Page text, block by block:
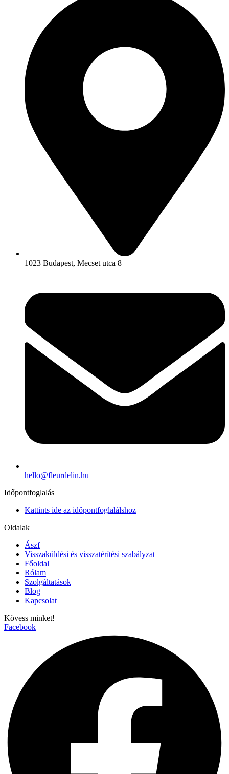
1023 Budapest, Mecset utca 8
hello@fleurdelin.hu
Időpontfoglalás
Kattints ide az időpontfoglalálshoz
Oldalak
Ászf
Visszaküldési és visszatérítési szabályzat
Főoldal
Rólam
Szolgáltatások
Blog
Kapcsolat
Kövess minket!
Facebook